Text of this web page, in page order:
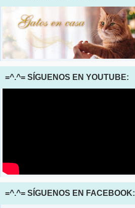
=^.^= SÍGUENOS EN YOUTUBE:
=^.^= SÍGUENOS EN FACEBOOK: